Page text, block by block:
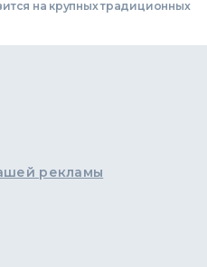
на крупных традиционных
рекламы